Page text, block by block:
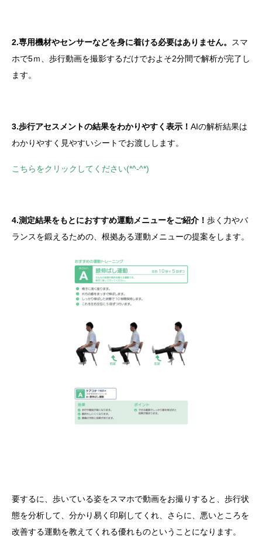
2.専用機材やセンサーなどを身に着ける必要はありません。
スマ
ホで5ｍ、歩行動画を撮影するだけでおよそ2分間で解析が完了し
ます。
3.歩行アセスメントの結果をわかりやすく表示！ AIの解析結果は
わかりやすく見やすいシートでお渡しします。
こちらをクリックしてください(*^-^*)
4.測定結果をもとにおすすめ運動メニューをご紹介！ 歩く力やバ
ランスを鍛えるための、根拠ある運動メニューの提案をします。
要するに、歩いている姿をスマホで動画をお撮りすると、歩行状
態を分析して、分かり易く印刷してくれ、さらに、悪いところを
改善する運動を教えてくれる優れものということになります。